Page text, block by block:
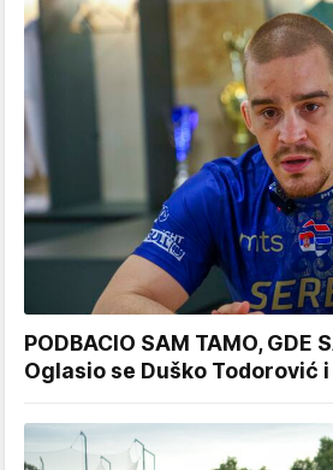
PODBACIO SAM TAMO, GDE
Oglasio se Duško Todorović